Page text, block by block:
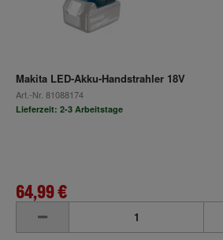
Makita LED-Akku-Handstrahler 18V
Art.-Nr. 81088174
Lieferzeit: 2-3 Arbeitstage
64,99 €